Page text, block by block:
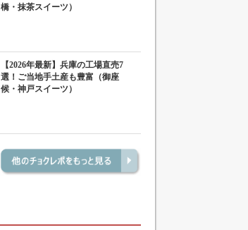
橋・抹茶スイーツ）
【2026年最新】兵庫の工場直売7
選！ご当地手土産も豊富（御座
候・神戸スイーツ）